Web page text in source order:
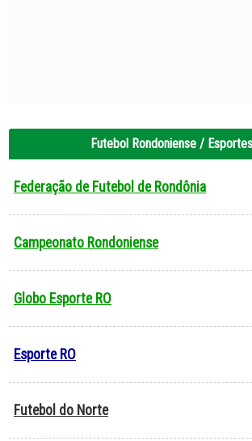
Futebol Rondoniense /
Federação de Futebol de Rondônia
Campeonato Rondoniense
Globo Esporte RO
Esporte RO
Futebol do Norte